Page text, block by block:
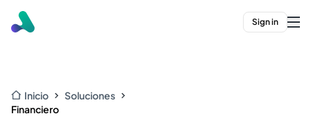
Sign in
Inicio
Soluciones
Financiero